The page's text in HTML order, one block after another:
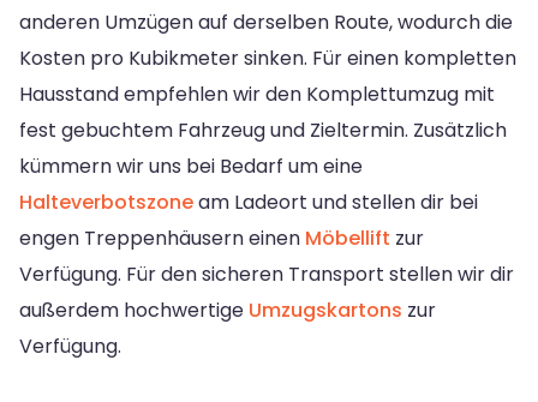
anderen Umzügen auf derselben Route, wodurch die
Kosten pro Kubikmeter sinken. Für einen kompletten
Hausstand empfehlen wir den Komplettumzug mit
fest gebuchtem Fahrzeug und Zieltermin. Zusätzlich
kümmern wir uns bei Bedarf um eine
Halteverbotszoneam Ladeort und stellen dir bei
engen Treppenhäusern einen Möbellift zur
Verfügung. Für den sicheren Transport stellen wir dir
außerdem hochwertige Umzugskartons zur
Verfügung.